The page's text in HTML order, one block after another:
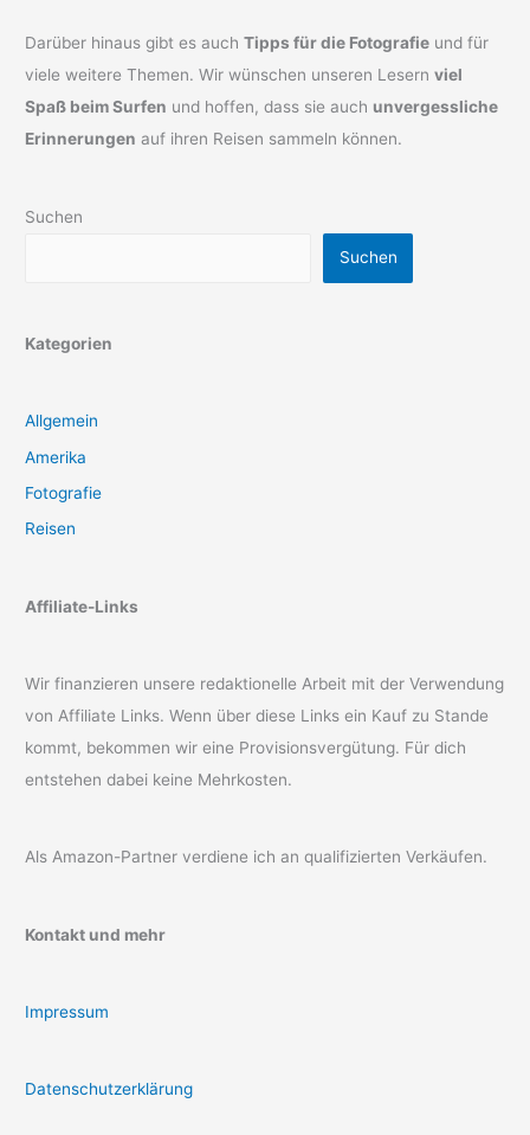
Darüber hinaus gibt es auchTipps für die Fotografie und für
viele weitere Themen. Wir wünschen unseren Lesernviel
Spaß beim Surfen und hoffen, dass sie auch unvergessliche
Erinnerungen auf ihren Reisen sammeln können.
Suchen
Suchen
Kategorien
Allgemein
Amerika
Fotografie
Reisen
Affiliate-Links
Wir finanzieren unsere redaktionelle Arbeit mit der Verwendung
von Affiliate Links. Wenn über diese Links ein Kauf zu Stande
kommt, bekommen wir eine Provisionsvergütung. Für dich
entstehen dabei keine Mehrkosten.
Als Amazon-Partner verdiene ich an qualifizierten Verkäufen.
Kontakt und mehr
Impressum
Datenschutzerklärung